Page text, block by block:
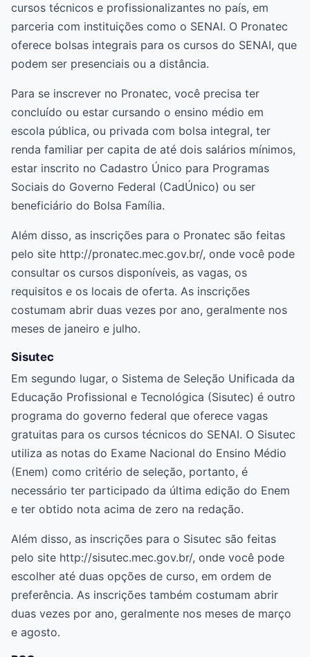
cursos técnicos e profissionalizantes no país, em
parceria com instituições como o SENAI. O Pronatec
oferece bolsas integrais para os cursos do SENAI, que
podem ser presenciais ou a distância.
Para se inscrever no Pronatec, você precisa ter
concluído ou estar cursando o ensino médio em
escola pública, ou privada com bolsa integral, ter
renda familiar per capita de até dois salários mínimos,
estar inscrito no Cadastro Único para Programas
Sociais do Governo Federal (CadÚnico) ou ser
beneficiário do Bolsa Família.
Além disso, as inscrições para o Pronatec são feitas
pelo site http://pronatec.mec.gov.br/, onde você pode
consultar os cursos disponíveis, as vagas, os
requisitos e os locais de oferta. As inscrições
costumam abrir duas vezes por ano, geralmente nos
meses de janeiro e julho.
Sisutec
Em segundo lugar, o Sistema de Seleção Unificada da
Educação Profissional e Tecnológica (Sisutec) é outro
programa do governo federal que oferece vagas
gratuitas para os cursos técnicos do SENAI. O Sisutec
utiliza as notas do Exame Nacional do Ensino Médio
(Enem) como critério de seleção, portanto, é
necessário ter participado da última edição do Enem
e ter obtido nota acima de zero na redação.
Além disso, as inscrições para o Sisutec são feitas
pelo site http://sisutec.mec.gov.br/, onde você pode
escolher até duas opções de curso, em ordem de
preferência. As inscrições também costumam abrir
duas vezes por ano, geralmente nos meses de março
e agosto.